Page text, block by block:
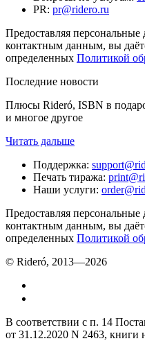
PR: pr@ridero.ru
Предоставляя
контактным данным, вы
определенных Политикой
Последние новости
Плюсы Rideró, ISBN в
и многое другое
Читать дальше
Поддержка:
Печать тиража:
Наши услуги:
Предоставляя
контактным данным, вы
определенных Политикой
© Rideró, 2013—2026
В соответствии с п. 14
от 31.12.2020 N 2463, книги